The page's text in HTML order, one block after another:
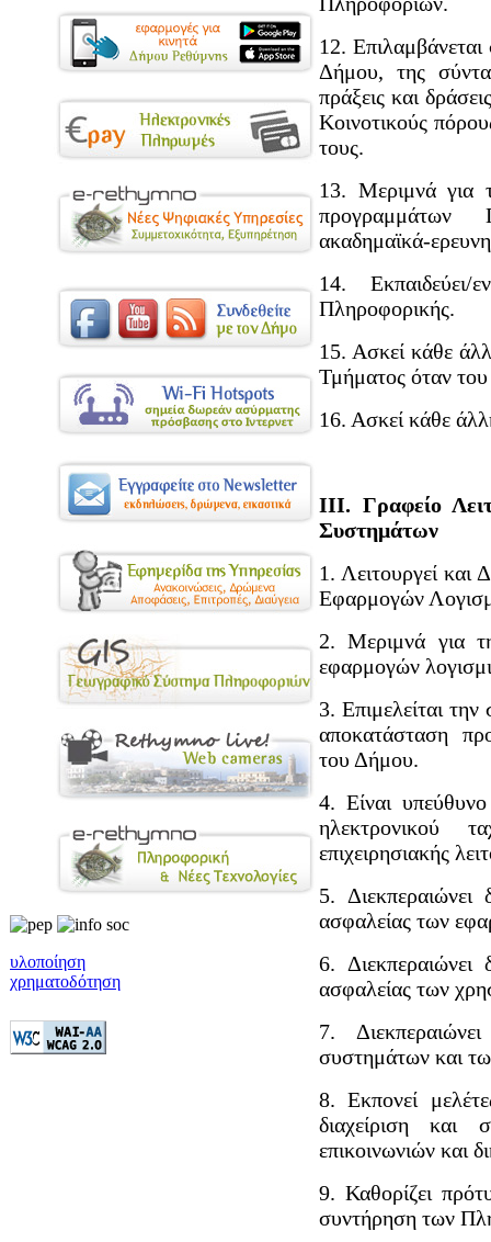
υλοποίηση
χρηματοδότηση
12. Επιλαμβάνεται
Δήμου, της
πράξεις και
Κοινοτικούς
τους.
13. Μεριμνά για
προγραμμάτων
ακαδημαϊκά-
14.
Πληροφορικής.
15. Ασκεί κάθε
Τμήματος όταν του
16. Ασκεί κάθε
III. Γραφείο
Συστημάτων
1. Λειτουργεί και
Εφαρμογών
2. Μεριμνά για
εφαρμογών
3. Επιμελείται
αποκατάσταση
του Δήμου.
4. Είναι
ηλεκτρονικού
επιχειρησιακής
5. Διεκπεραιώνει
ασφαλείας των
6. Διεκπεραιώνει
ασφαλείας των
7.
συστημάτων και
8. Εκπονεί
διαχείριση και
επικοινωνιών και
9. Καθορίζει
συντήρηση των